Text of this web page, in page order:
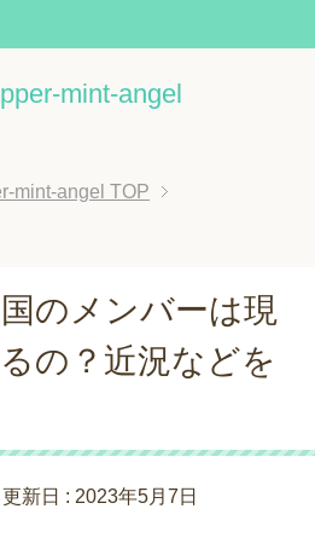
mint-angel
mint-angel TOP
のメンバーは現
の？近況などを
新日 : 2023年5月7日